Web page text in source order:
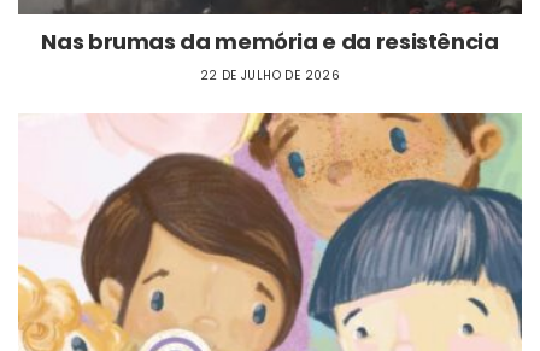
Nas brumas da memória e da resistência
22 DE JULHO DE 2026